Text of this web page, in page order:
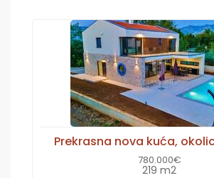
Prekrasna nova kuća,
780.000€
219 m2